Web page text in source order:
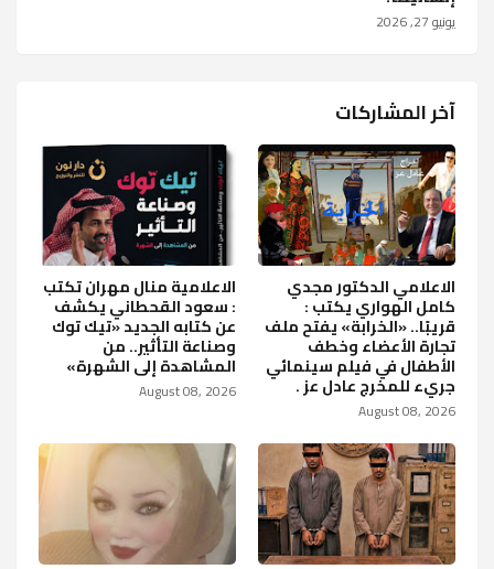
يونيو 27, 2026
آخر المشاركات
الاعلامي الدكتور مجدي
كامل الهواري يكتب :
قريبًا.. «الخرابة» يفتح ملف
تجارة الأعضاء وخطف
الأطفال في فيلم سينمائي
جريء للمخرج عادل عز .
August 08, 2026
الاعلامية منال مهران تكتب
: سعود القحطاني يكشف
عن كتابه الجديد «تيك توك
وصناعة التأثير.. من
المشاهدة إلى الشهرة»
August 08, 2026